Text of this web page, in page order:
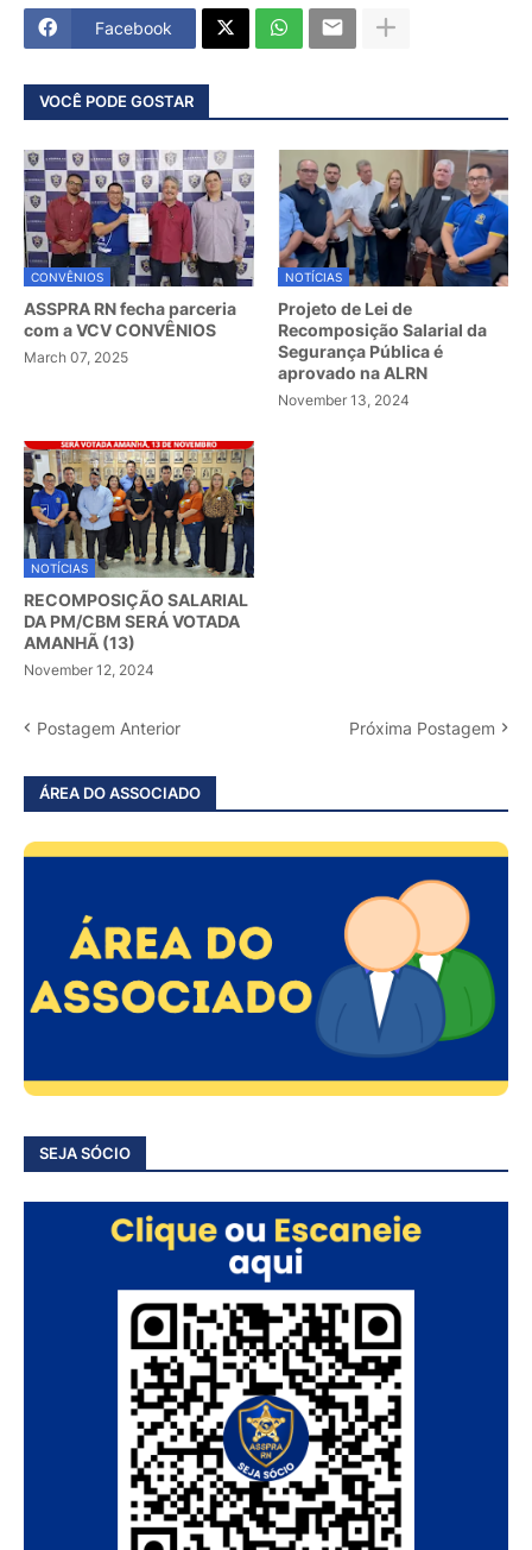
Facebook
VOCÊ PODE GOSTAR
CONVÊNIOS
ASSPRA RN fecha parceria
com a VCV CONVÊNIOS
March 07, 2025
NOTÍCIAS
Projeto de Lei de
Recomposição Salarial da
Segurança Pública é
aprovado na ALRN
November 13, 2024
NOTÍCIAS
RECOMPOSIÇÃO SALARIAL
DA PM/CBM SERÁ VOTADA
AMANHÃ (13)
November 12, 2024
Postagem Anterior Próxima Postagem
ÁREA DO ASSOCIADO
SEJA SÓCIO